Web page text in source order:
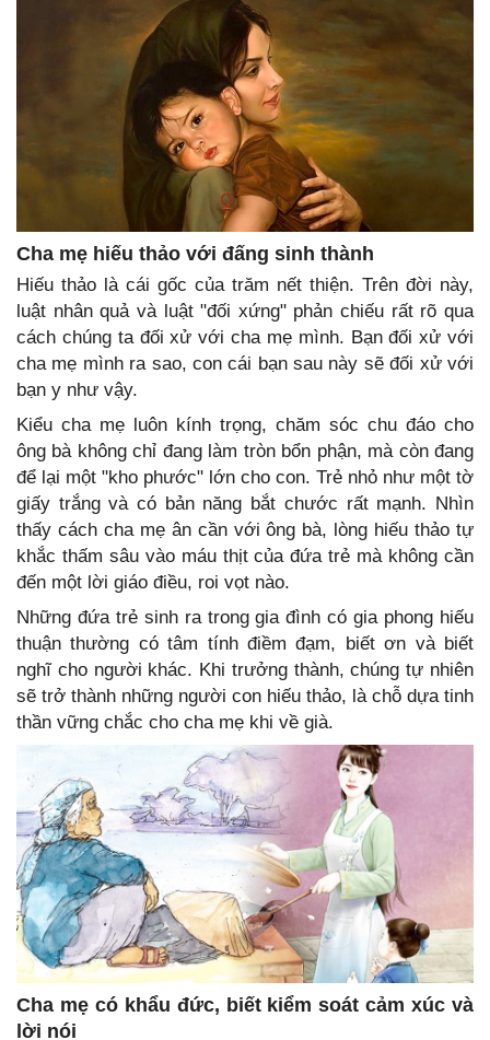
Cha mẹ hiếu thảo với đấng sinh thành
Hiếu thảo là cái gốc của trăm nết thiện. Trên đời này,
luật nhân quả và luật "đối xứng" phản chiếu rất rõ qua
cách chúng ta đối xử với cha mẹ mình. Bạn đối xử với
cha mẹ mình ra sao, con cái bạn sau này sẽ đối xử với
bạn y như vậy.
Kiểu cha mẹ luôn kính trọng, chăm sóc chu đáo cho
ông bà không chỉ đang làm tròn bổn phận, mà còn đang
để lại một "kho phước" lớn cho con. Trẻ nhỏ như một tờ
giấy trắng và có bản năng bắt chước rất mạnh. Nhìn
thấy cách cha mẹ ân cần với ông bà, lòng hiếu thảo tự
khắc thấm sâu vào máu thịt của đứa trẻ mà không cần
đến một lời giáo điều, roi vọt nào.
Những đứa trẻ sinh ra trong gia đình có gia phong hiếu
thuận thường có tâm tính điềm đạm, biết ơn và biết
nghĩ cho người khác. Khi trưởng thành, chúng tự nhiên
sẽ trở thành những người con hiếu thảo, là chỗ dựa tinh
thần vững chắc cho cha mẹ khi về già.
Cha mẹ có khẩu đức, biết kiểm soát cảm xúc và
lời nói